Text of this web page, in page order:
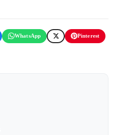
WhatsApp Pinterest